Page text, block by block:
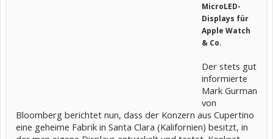
MicroLED-
Displays für
Apple Watch
& Co.
Der stets gut
informierte
Mark Gurman
von
Bloomberg berichtet nun, dass der Konzern aus Cupertino
eine geheime Fabrik in Santa Clara (Kalifornien) besitzt, in